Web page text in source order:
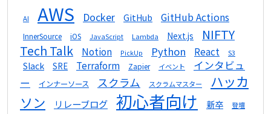
AI AWS Docker GitHub GitHub Actions
InnerSource iOS JavaScript Lambda Next.js
NIFTY
Tech Talk
Notion PickUp Python React S3
Slack SRE Terraform Zapier イベント
インタビュ
ー
インナーソース スクラム スクラムマスター
ハッカ
ソン
リレーブログ 初心者向け 新卒 登壇